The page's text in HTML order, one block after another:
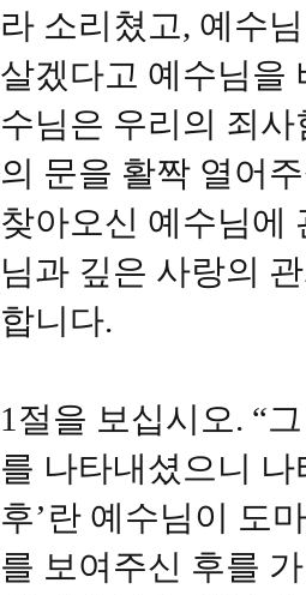
라 소리쳤고, 예수
살겠다고 예수님을
수님은 우리의 죄
의 문을 활짝 열어
찾아오신 예수님에
님과 깊은 사랑의
합니다.
1절을 보십시오. “
를 나타내셨으니
후’란 예수님이 도
를 보여주신 후를